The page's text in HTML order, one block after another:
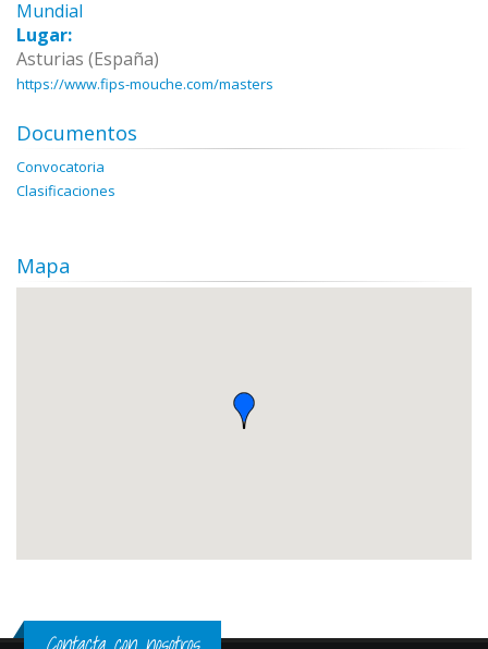
Mundial
Lugar:
Asturias (España)
https://www.fips-mouche.com/masters
Documentos
Convocatoria
Clasificaciones
Mapa